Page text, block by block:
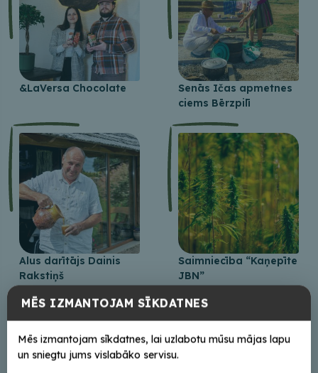
&LaVersa Chocolate
Senās Ičas apmetnes
ciems Bērzpilī
Alus darītājs Dainis
Rakstiņš
Saimniecība “Kaņepīte
JBN”
+
−
MĒS IZMANTOJAM SĪKDATNES
Mēs izmantojam sīkdatnes, lai uzlabotu mūsu mājas lapu
un sniegtu jums vislabāko servisu.